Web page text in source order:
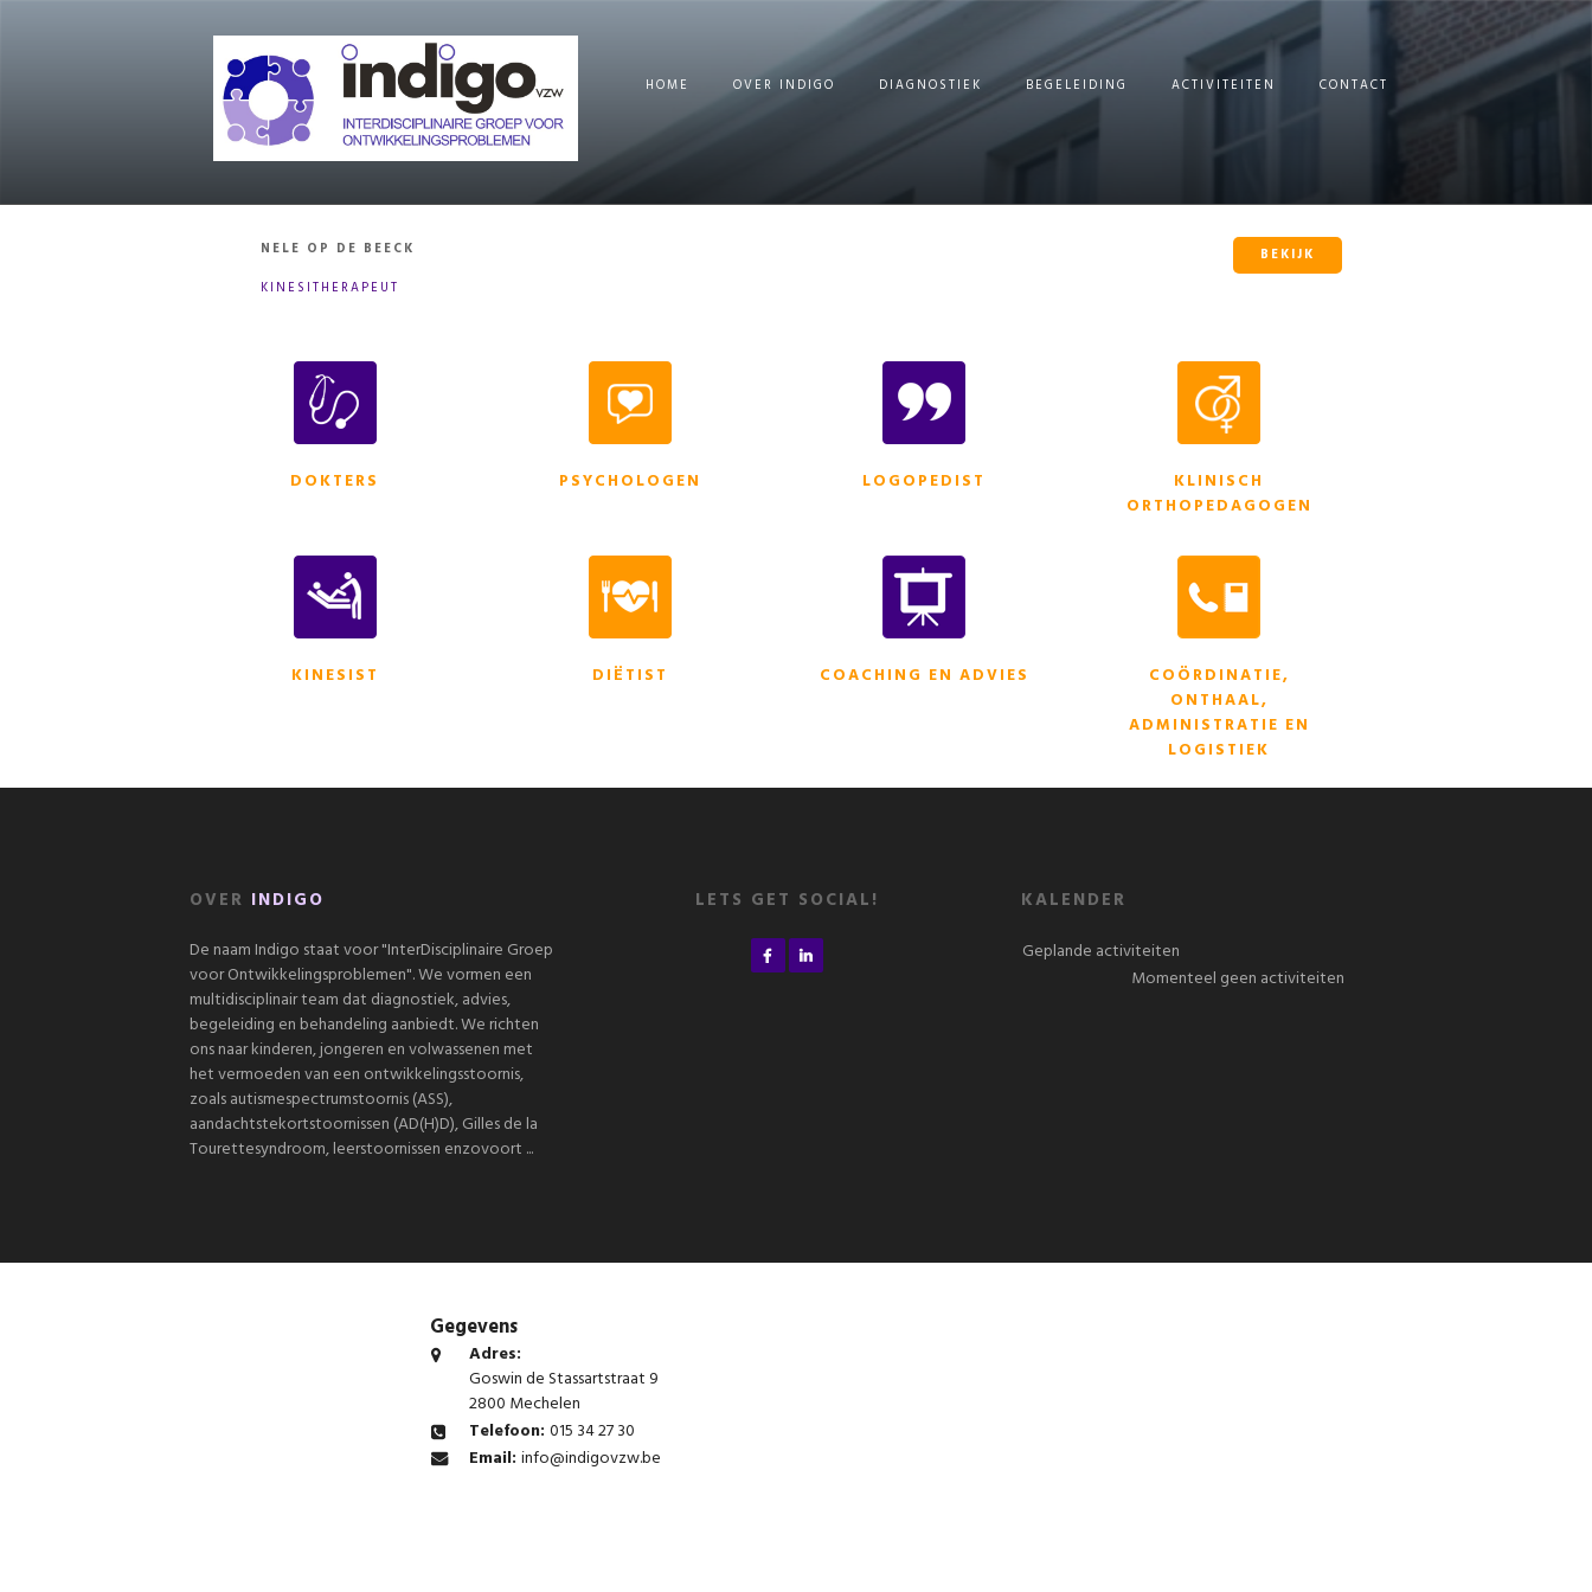
HOME OVER INDIGO DIAGNOSTIEK BEGELEIDING ACTIVITEITEN CONTACT
NELE OP DE BEECK
KINESITHERAPEUT
BEKIJK
DOKTERS PSYCHOLOGEN LOGOPEDIST
KLINISCH
ORTHOPEDAGOGEN
KINESIST DIËTIST COACHING EN ADVIES
COÖRDINATIE,
ONTHAAL,
ADMINISTRATIE EN
LOGISTIEK
OVER INDIGO
De naam Indigo staat voor "InterDisciplinaire Groep
voor Ontwikkelingsproblemen". We vormen een
multidisciplinair team dat diagnostiek, advies,
begeleiding en behandeling aanbiedt. We richten
ons naar kinderen, jongeren en volwassenen met
het vermoeden van een ontwikkelingsstoornis,
zoals autismespectrumstoornis (ASS),
aandachtstekortstoornissen (AD(H)D), Gilles de la
Tourettesyndroom, leerstoornissen enzovoort ...
LETS GET SOCIAL!
KALENDER
Geplande activiteiten
Momenteel geen activiteiten
Gegevens
Adres:
Goswin de Stassartstraat 9
2800 Mechelen
Telefoon: 015 34 27 30
Email: info@indigovzw.be